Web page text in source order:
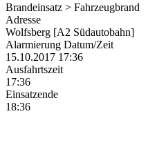
Brandeinsatz > Fahrzeugbrand
Adresse
Wolfsberg [A2 Südautobahn]
Alarmierung Datum/Zeit
15.10.2017 17:36
Ausfahrtszeit
17:36
Einsatzende
18:36